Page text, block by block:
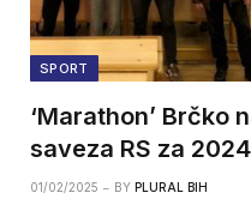
SPORT
‘Marathon’ Brčko
saveza RS za
01/02/2025 BY PLURAL BIH